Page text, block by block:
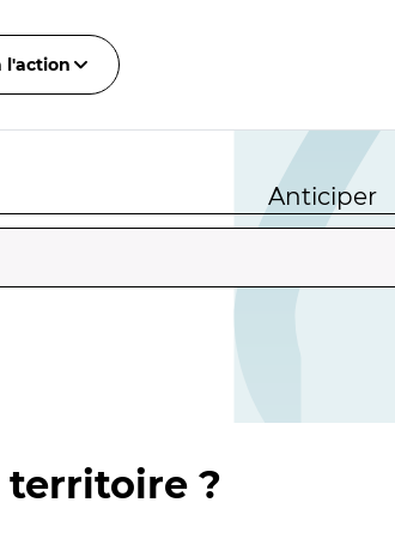
l'action
Anticiper
territoire ?